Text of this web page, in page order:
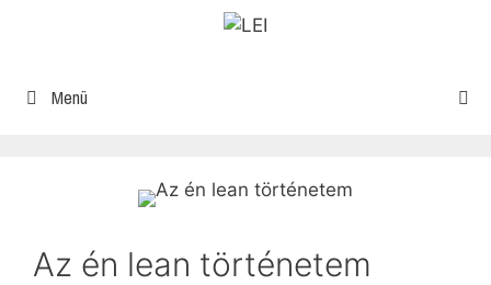
Menü
Az én lean történetem